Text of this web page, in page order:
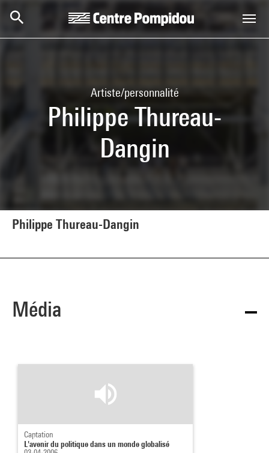
Artiste/personnalité
Philippe Thureau-
Dangin
Philippe Thureau-Dangin
Média
Captation
L'avenir du politique dans un monde globalisé